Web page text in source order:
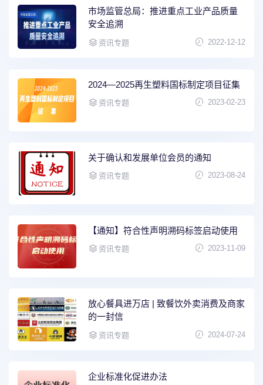
市场监管总局：推进重点工业产品质量
安全追溯
资讯专题 2022-12-12
2024—2025再生塑料国标制定项目征集
资讯专题 2023-02-23
关于确认和发展单位会员的通知
资讯专题 2023-08-24
【通知】符合性声明溯码标签启动使用
资讯专题 2023-11-09
放心餐具进万店 | 致餐饮外卖消费及商家
的一封信
资讯专题 2024-07-24
企业标准化促进办法